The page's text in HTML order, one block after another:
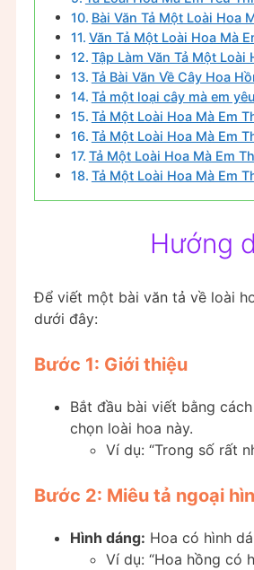
Bài Văn Tả Một Loài Hoa
Văn Tả Một Loài Hoa Mà
Tập Làm Văn Tả Một
Tả Bài Văn Về Cây Hoa
Tả một loại cây mà em
Tả Một Loài Hoa Mà Em
Tả Một Loài Hoa Mà Em
Tả Một Loài Hoa Mà Em
Tả Một Loài Hoa Mà Em
Hướng
Để viết một bài văn tả về loài
dưới đây:
Bước 1: Giới thiệu
Bắt đầu bài viết bằng
chọn loài hoa này.
Ví dụ: “Trong số rất
Bước 2: Miêu tả ngoại
Hình dáng: Hoa có hình
Ví dụ: “Hoa hồng có